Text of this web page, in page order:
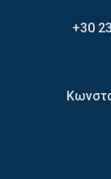
+30